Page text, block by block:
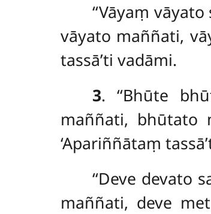
‘‘Vāyaṃ
vāyato maññati,
tassā’ti vadāmi.
3. ‘‘Bhūte
maññati, bhūtato
‘Apariññātaṃ
‘‘Deve
maññati, deve